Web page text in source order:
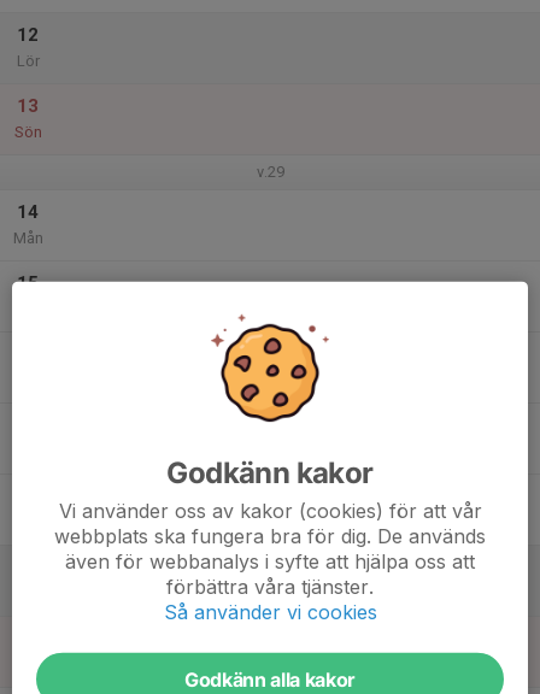
12
Lör
13
Sön
v.29
14
Mån
15
Sön
Godkänn kakor
Vi använder oss av kakor (cookies) för att vår
webbplats ska fungera bra för dig. De används
även för webbanalys i syfte att hjälpa oss att
förbättra våra tjänster.
Så använder vi cookies
Godkänn alla kakor